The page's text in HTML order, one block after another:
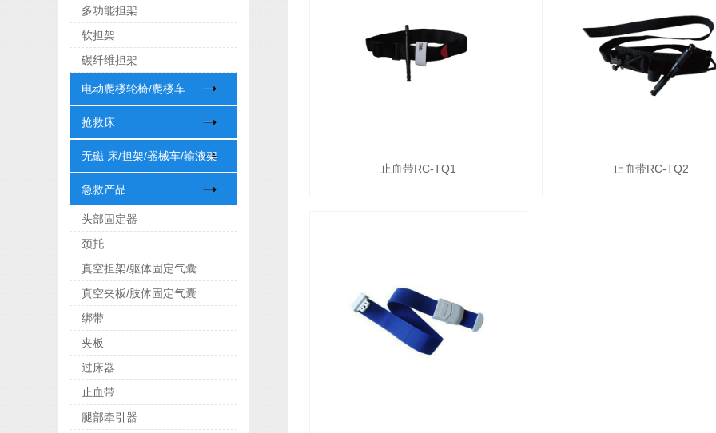
止血带RC-TQ1 止血带RC-TQ2
多功能担架
软担架
碳纤维担架
电动爬楼轮椅/爬楼车
抢救床
无磁 床/担架/器械车/输液架
急救产品
头部固定器
颈托
真空担架/躯体固定气囊
真空夹板/肢体固定气囊
绑带
夹板
过床器
止血带
腿部牵引器